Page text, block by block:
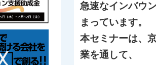
急速なインバウ
まっています。
本セミナーは、
業を通して、